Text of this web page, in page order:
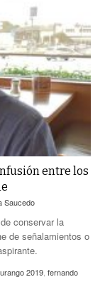
entre los
Saucedo
conservar la
de señalamientos o
2019, fernando